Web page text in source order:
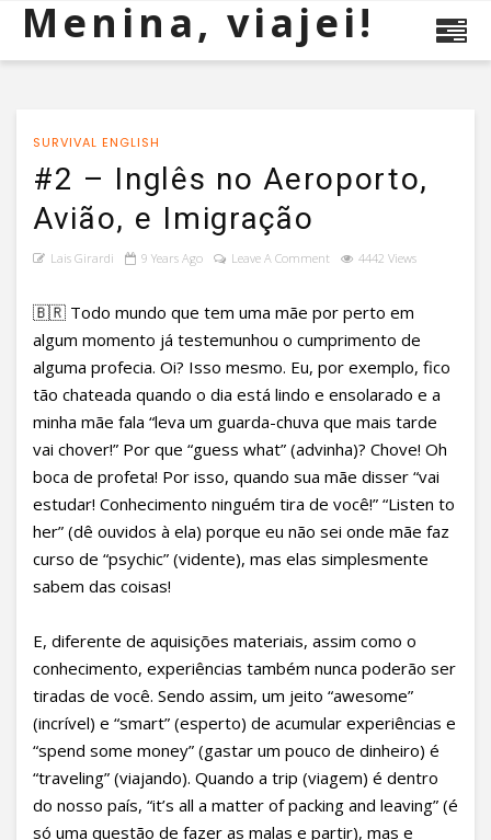
Menina, viajei!
SURVIVAL ENGLISH
#2 – Inglês no Aeroporto,
Avião, e Imigração
Lais Girardi 9 Years Ago Leave A Comment 4442 Views
🇧🇷 Todo mundo que tem uma mãe por perto em
algum momento já testemunhou o cumprimento de
alguma profecia. Oi? Isso mesmo. Eu, por exemplo, fico
tão chateada quando o dia está lindo e ensolarado e a
minha mãe fala “leva um guarda-chuva que mais tarde
vai chover!” Por que “guess what” (advinha)? Chove! Oh
boca de profeta! Por isso, quando sua mãe disser “vai
estudar! Conhecimento ninguém tira de você!” “Listen to
her” (dê ouvidos à ela) porque eu não sei onde mãe faz
curso de “psychic” (vidente), mas elas simplesmente
sabem das coisas!
E, diferente de aquisições materiais, assim como o
conhecimento, experiências também nunca poderão ser
tiradas de você. Sendo assim, um jeito “awesome”
(incrível) e “smart” (esperto) de acumular experiências e
“spend some money” (gastar um pouco de dinheiro) é
“traveling” (viajando). Quando a trip (viagem) é dentro
do nosso país, “it’s all a matter of packing and leaving” (é
só uma questão de fazer as malas e partir), mas e